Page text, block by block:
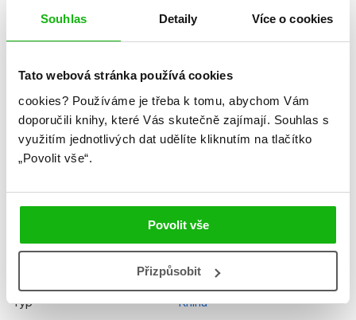
Souhlas Detaily Více o cookies
Tato webová stránka používá cookies
cookies? Používáme je třeba k tomu, abychom Vám
doporučili knihy, které Vás skutečně zajímají. Souhlas s
využitím jednotlivých dat udělíte kliknutím na tlačítko
„Povolit vše“.
Povolit vše
Přizpůsobit
Řady Minecraft Příručka
Původní název
Minecraft - New Creative
Handbook
Překladatel Vilém Zavadil
EAN 9788025252741
10
Typ Kniha